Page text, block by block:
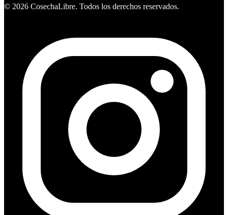
© 2026 CosechaLibre. Todos los derechos reservados.